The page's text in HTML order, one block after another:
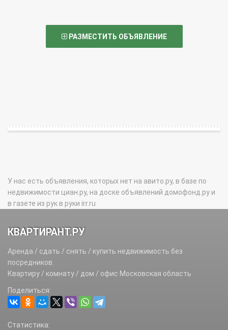
РАЗМЕСТИТЬ ОБЪЯВЛЕНИЕ
У нас есть объявления, которых нет на авито.ру, в базе по
недвижимости циан.ру, на доске объявлений домофонд.ру и
в газете из рук в руки irr.ru
КВАРТИРАНТ.РУ
Аренда / сдать / снять / купить недвижимость без
посредников.
Квартиру / комнату / дом / офис Московская область
Поделиться:
Статистика: